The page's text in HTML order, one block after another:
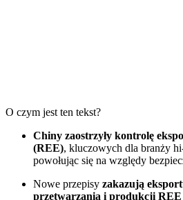
O czym jest ten tekst?
Chiny zaostrzyły kontrolę
(REE), kluczowych dla branży
powołując się na względy
Nowe przepisy zakazują
przetwarzania i produkcji REE